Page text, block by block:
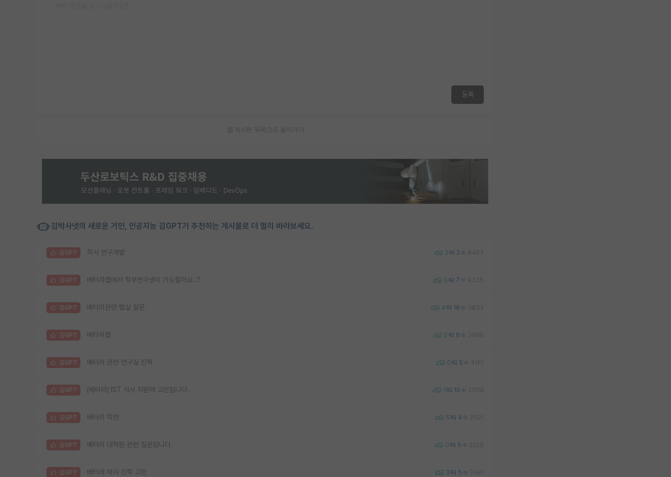
등록
게시판 목록으로 돌아가기
김박사넷의 새로운 거인, 인공지능 김GPT가 추천하는 게시물로 더 멀리 바라보세요.
김GPT 학사 연구개발 2 2 8403
김GPT 배터리랩에서 학부연구생이 가능할까요..? 0 7 4335
김GPT 배터리관련 랩실 질문 4 18 3833
김GPT 배터리랩 0 6 3986
김GPT 배터리 관련 연구실 진학 0 5 4161
김GPT (배터리) IST 석사 지원에 고민입니다. 1 10 2009
김GPT 배터리 학연 5 4 2591
김GPT 배터리 대학원 관련 질문입니다. 0 5 2229
김GPT 배터리 박사 진학 고민 3 5 2481